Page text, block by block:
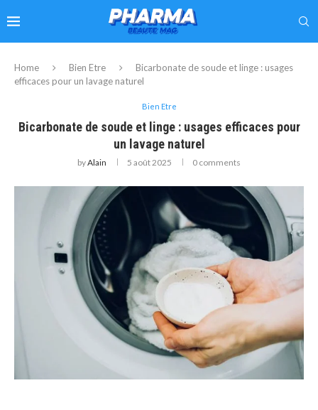
Home Bien Etre
Bicarbonate de soude et linge : usages
efficaces pour un lavage naturel
Bien Etre
Bicarbonate de soude et linge : usages efficaces pour
un lavage naturel
byAlain 5 août 2025 0 comments